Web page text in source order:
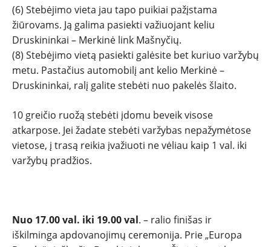
(6) Stebėjimo vieta jau tapo puikiai pažįstama
žiūrovams. Ją galima pasiekti važiuojant keliu
Druskininkai – Merkinė link Mašnyčių.
(8) Stebėjimo vietą pasiekti galėsite bet kuriuo varžybų
metu. Pastačius automobilį ant kelio Merkinė –
Druskininkai, ralį galite stebėti nuo pakelės šlaito.
10 greičio ruožą stebėti įdomu beveik visose
atkarpose. Jei žadate stebėti varžybas nepažymėtose
vietose, į trasą reikia įvažiuoti ne vėliau kaip 1 val. iki
varžybų pradžios.
Nuo 17.00 val. iki 19.00 val. – ralio finišas ir
iškilminga apdovanojimų ceremonija. Prie „Europa